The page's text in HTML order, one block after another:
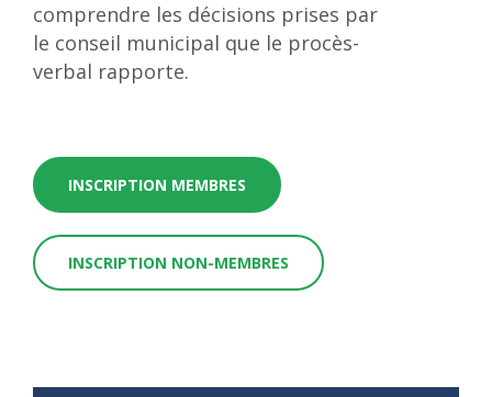
comprendre les décisions prises par
le conseil municipal que le procès-
verbal rapporte.
INSCRIPTION MEMBRES
INSCRIPTION NON-MEMBRES